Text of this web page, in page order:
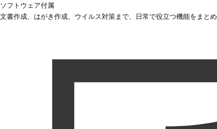
ソフトウェア付属
文書作成、はがき作成、ウイルス対策まで、日常で役立つ機能をまと